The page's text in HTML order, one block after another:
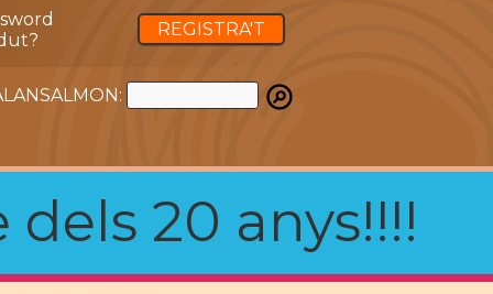
REGISTRA'T
20 anys!!!!